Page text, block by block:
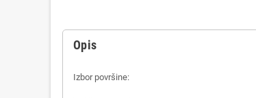
Opis
Izbor površine: